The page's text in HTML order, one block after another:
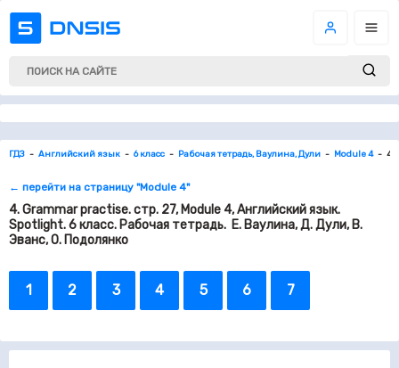
ГДЗ Английский язык 6 класс Рабочая тетрадь, Ваулина, Дули Module 4 4.
← перейти на страницу "Module 4"
4. Grammar practise. стр. 27, Module 4, Английский язык.
Spotlight. 6 класс. Рабочая тетрадь. Е. Ваулина, Д. Дули, В.
Эванс, О. Подолянко
1 2 3 4 5 6 7